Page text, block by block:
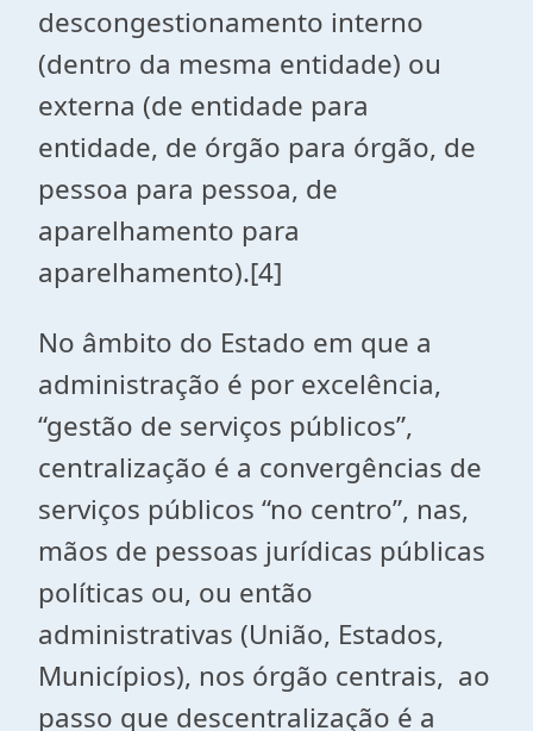
descongestionamento interno
(dentro da mesma entidade) ou
externa (de entidade para
entidade, de órgão para órgão, de
pessoa para pessoa, de
aparelhamento para
aparelhamento).[4]
No âmbito do Estado em que a
administração é por excelência,
“gestão de serviços públicos”,
centralização é a convergências de
serviços públicos “no centro”, nas,
mãos de pessoas jurídicas públicas
políticas ou, ou então
administrativas (União, Estados,
Municípios), nos órgão centrais, ao
passo que descentralização é a